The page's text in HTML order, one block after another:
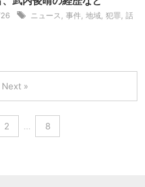
ニュース 事件 地域 犯罪 話
2 … 8
Next »